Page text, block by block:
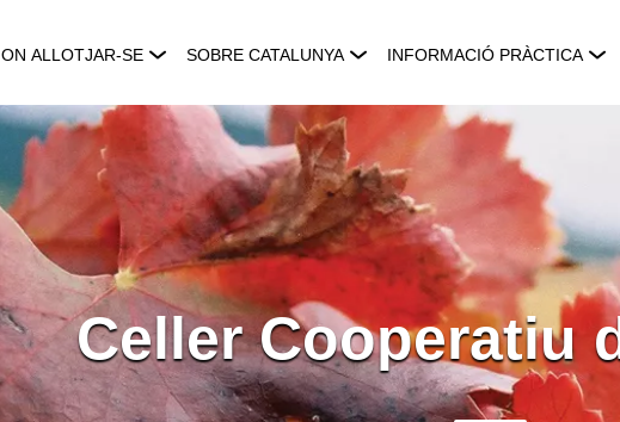
ON ALLOTJAR-SE SOBRE CATALUNYA INFORMACIÓ PRÀCTICA
Celler Cooperatiu